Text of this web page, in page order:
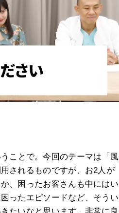
うことで。今回のテーマは「風
されるものですが、お2人が
、困ったお客さんも中にはい
ったエピソードなど、そうい
たいなと思います。非常に良